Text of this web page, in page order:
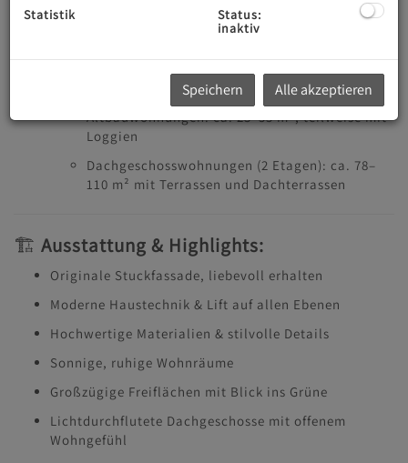
Lage:
Nähe Donaukanal / Wallensteinplatz, 1200
Gebäudetyp:revitalisiertes Stilzinshaus (um 1899)
Altbauwohnungen: ca. 23–55 m², teilweise mit
Loggien
Dachgeschosswohnungen (2 Etagen): ca. 78–
110 m² mit Terrassen und Dachterrassen
🏗️ Ausstattung & Highlights:
Originale Stuckfassade, liebevoll erhalten
Moderne Haustechnik & Lift auf allen Ebenen
Hochwertige Materialien & stilvolle Details
Sonnige, ruhige Wohnräume
Großzügige Freiflächen mit Blick ins Grüne
Lichtdurchflutete Dachgeschosse mit offenem
Wohngefühl
Statistik
Status:
inaktiv
Speichern Alle akzeptieren